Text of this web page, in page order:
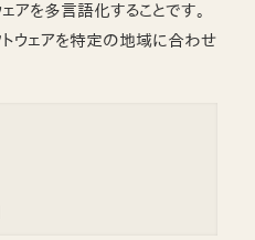
アを多言語化することです。
ウェアを特定の地域に合わせ